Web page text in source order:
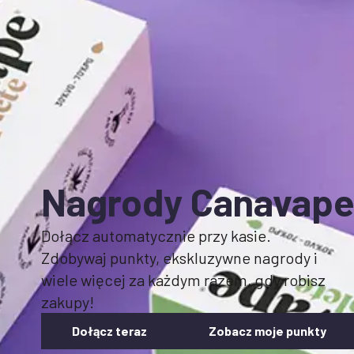
Nagrody Canavape
Dołącz automatycznie przy kasie.
Zdobywaj punkty, ekskluzywne nagrody i
wiele więcej za każdym razem, gdy robisz
zakupy!
Dołącz teraz Zobacz moje punkty